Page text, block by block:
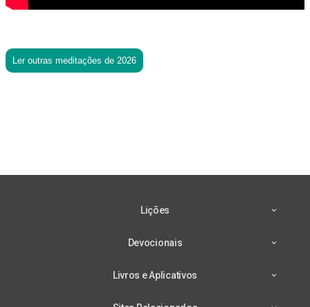
Ler outras meditações de 2026
Lições
Devocionais
Livros e Aplicativos